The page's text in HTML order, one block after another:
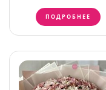
ПОДРОБНЕЕ